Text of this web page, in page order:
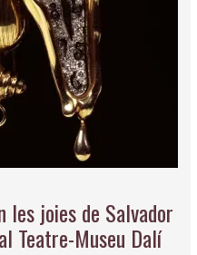
les joies de Salvador
Teatre-Museu Dalí